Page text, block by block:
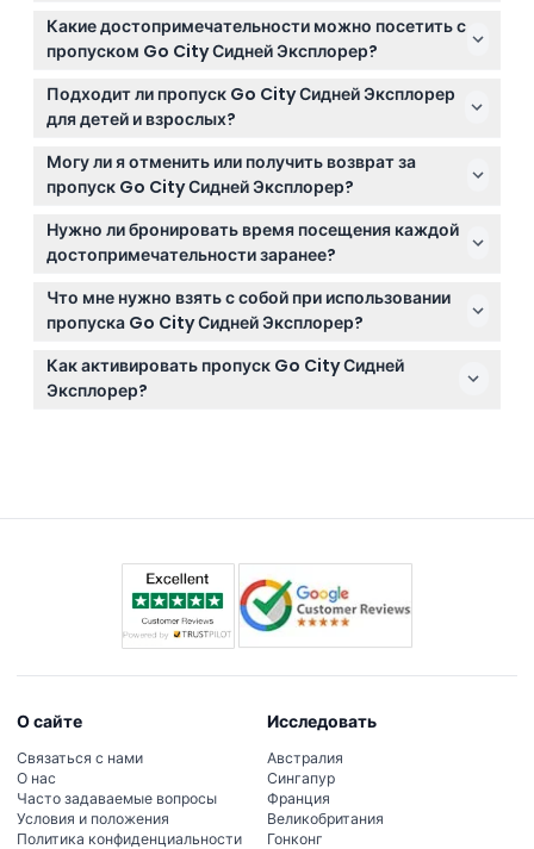
С пропуском Go City Сидней Эксплорер вы
выбираете от 2 до 7 достопримечательностей из
более чем 30 вариантов и посещаете их в своём
темпе в течение 30 дней с момента первого
использования. Просто покажите свой цифровой
удобного входа.
Какие достопримечательности можно посетить с
пропуском Go City Сидней Эксплорер?
Вы можете выбрать из лучших мест Сиднея, таких
как тур по Сиднейской опере, зоопарк Таронга,
океанариум Си Лайф Сидней, Сиднейская башня Ай
и пешеходный тур по району Зе Рокс и другие.
Подходит ли пропуск Go City Сидней Эксплорер
для детей и взрослых?
Да, взрослые билеты предназначены для
возрастной категории от 16 до 99 лет, детские
билеты — для детей от 4 до 15 лет. Однако он не
подходит для беременных женщин и малышей.
Могу ли я отменить или получить возврат за
пропуск Go City Сидней Эксплорер?
Билеты не подлежат возврату и не могут быть
отменены, поэтому будьте уверены в своих планах
перед бронированием.
Нужно ли бронировать время посещения каждой
достопримечательности заранее?
Некоторые достопримечательности могут
требовать предварительного бронирования или
записи на определенное время, поэтому лучше
проверить сайт конкретной достопримечательности
после покупки пропуска.
Что мне нужно взять с собой при использовании
пропуска Go City Сидней Эксплорер?
Возьмите с собой цифровой пропуск на смартфоне
или распечатанную копию вместе с
действительным удостоверением личности,
Как активировать пропуск Go City Сидней
Эксплорер?
О сайте
Связаться с нами
О нас
Часто задаваемые вопросы
Условия и положения
Политика конфиденциальности
Исследовать
Австралия
Сингапур
Франция
Великобритания
Гонконг